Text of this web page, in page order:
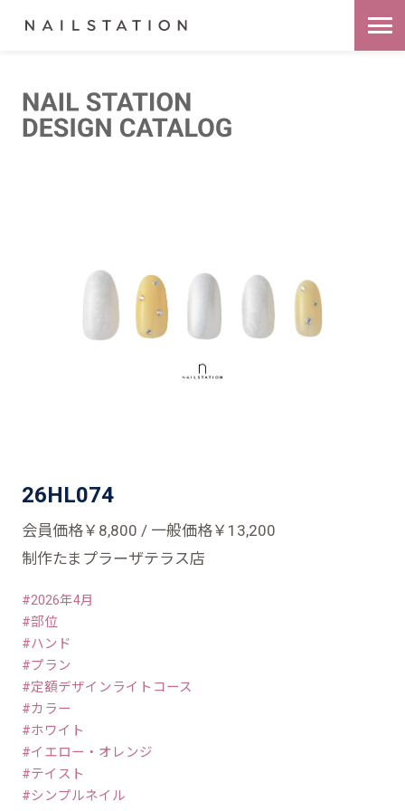
26HL074
会員価格￥8,800 / 一般価格￥13,200
制作たまプラーザテラス店
2026年4月
部位
ハンド
プラン
定額デザインライトコース
カラー
ホワイト
イエロー・オレンジ
テイスト
シンプルネイル